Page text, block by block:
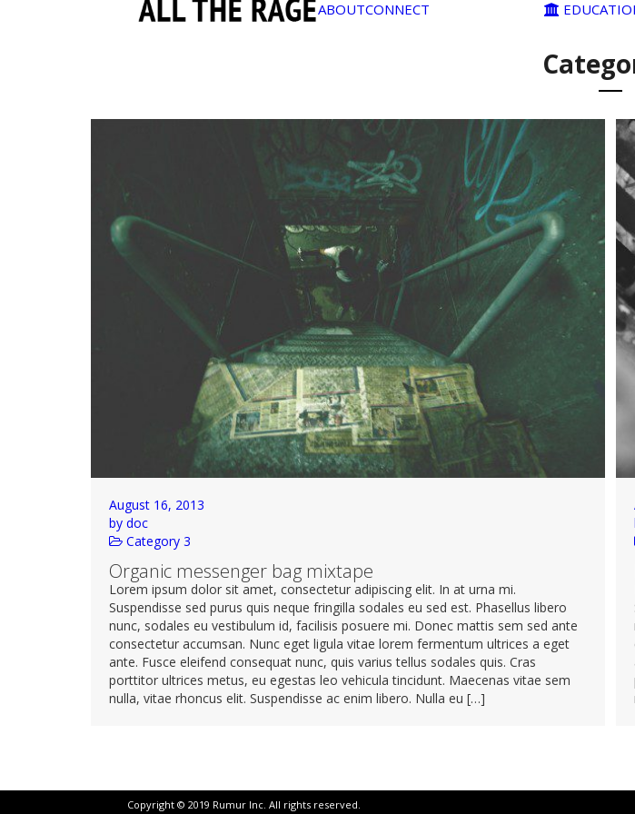
ABOUTCONNECT
August 16, 2013
by doc
Category 3
Organic messenger bag mixtape
Lorem ipsum dolor sit amet, consectetur adipiscing elit. In at urna mi.
Suspendisse sed purus quis neque fringilla sodales eu sed est. Phasellus libero
nunc, sodales eu vestibulum id, facilisis posuere mi. Donec mattis sem sed ante
consectetur accumsan. Nunc eget ligula vitae lorem fermentum ultrices a eget
ante. Fusce eleifend consequat nunc, quis varius tellus sodales quis. Cras
porttitor ultrices metus, eu egestas leo vehicula tincidunt. Maecenas vitae sem
nulla, vitae rhoncus elit. Suspendisse ac enim libero. Nulla eu […]
Copyright © 2019 Rumur Inc. All rights reserved.